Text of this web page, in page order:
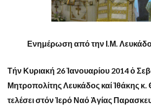
Ενημέρωση από την Ι.Μ.
Τήν Κυριακή 26 Ἰανουαρίου 2014 ὁ
Μητροπολίτης Λευκάδος καί Ἰθάκης κ.
τελέσει στόν Ἱερό Ναό Ἁγίας